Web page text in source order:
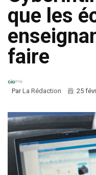
que les
faire
ParLa Rédaction 25